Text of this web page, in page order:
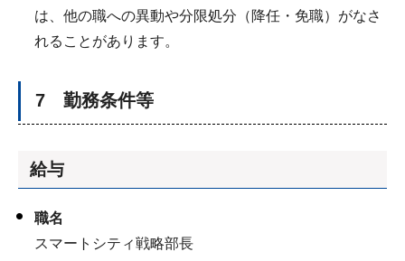
は、他の職への異動や分限処分（降任・免職）がなさ
れることがあります。
7 勤務条件等
給与
職名
スマートシティ戦略部長